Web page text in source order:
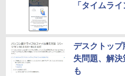
「タイムラ
デスクトッ
失問題、解
も